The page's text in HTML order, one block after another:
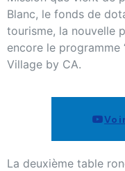
Blanc, le fonds de
tourisme, la nouvelle
encore le programme
Village by CA.
La deuxième table